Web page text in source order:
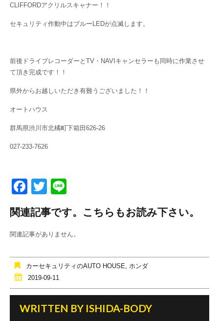
CLIFFORDアクリルスキャナー！！
セキュリティ作動中はブルーLEDが点滅します。
前後ドライブレコーダーとTV・NAVIキャンセラーも同時に作業させ
て頂き完成です！！
県外からお越しいただき有難うございました！！
オートハウス
群馬県渋川市北橘町下箱田626-26
027-233-7626
F
a
c
e
o
o
k
T
tt
er
e
関連記事です。こちらもお読み下さい。
関連記事がありません。
カーセキュリティのAUTO HOUSE, ホンダ
2019-09-11
WRITTEN BY ISHIDA-BODY